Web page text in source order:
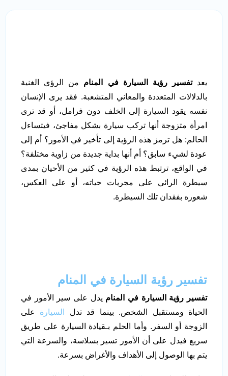
يعدتفسير رؤية السيارة في المنام من الرؤى الغنية
بالدلالات المتعددة والمعاني المتشعبة. فقد يرى الإنسان
نفسه يقود السيارة إلى الخلف دون فرامل، أو قد ترى
امرأة متزوجة أنها تركب سيارة بشكل مفاجئ، فيتساءل
الحالم: هل ترمز هذه الرؤية إلى تأخير في الأمور؟ أم إلى
عودة لشيء سابق؟ أم أنها بداية جديدة من زاوية مختلفة؟
في الواقع، ترتبط هذه الرؤية في كثير من الأحيان بمدى
سيطرة الرائي على مجريات حياته، أو على العكس،
شعوره بفقدان تلك السيطرة.
تفسير رؤية السيارة في المنام
تفسير رؤية السيارة في المنام يدل على سير الأمور في
الحياة ومستقبل الشخص. بينما قد تدل
السيارة على
الزوجة أو السفر. وأما الحلم بـقيادة السيارة على طريق
سريع فيدل على أن الأمور تسير بسلاسة، والسرعة التي
يتم بها الوصول إلى الأهداف والأغراض بسرعة.